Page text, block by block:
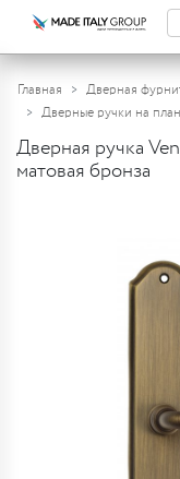
Главная Дверная
Дверные ручки на
Дверная ручка
матовая бронза